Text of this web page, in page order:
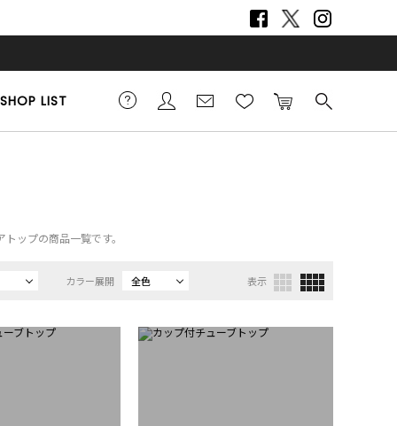
SHOP LIST
ップの商品一覧です。
カラー展開 全色 表示